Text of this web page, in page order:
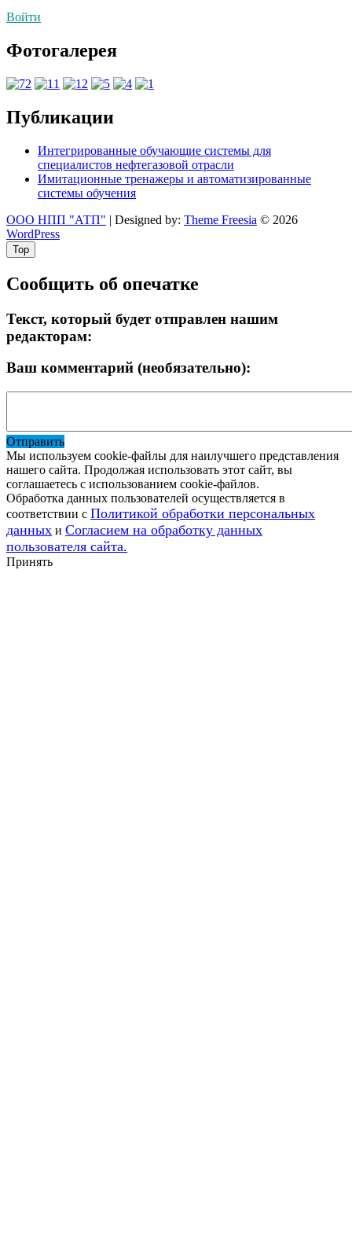
Войти
Фотогалерея
Публикации
Интегрированные обучающие системы для
специалистов нефтегазовой отрасли
Имитационные тренажеры и автоматизированные
системы обучения
ООО НПП "АТП" | Designed by: Theme Freesia © 2026
WordPress
Top
Сообщить об опечатке
Текст, который будет отправлен нашим
редакторам:
Ваш комментарий (необязательно):
Отправить
Мы используем cookie-файлы для наилучшего представления
нашего сайта. Продолжая использовать этот сайт, вы
соглашаетесь с использованием cookie-файлов.
Обработка данных пользователей осуществляется в
соответствии с Политикой обработки персональных
данных и Согласием на обработку данных
пользователя сайта.
Принять